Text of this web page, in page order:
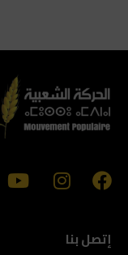
إتصل بنا